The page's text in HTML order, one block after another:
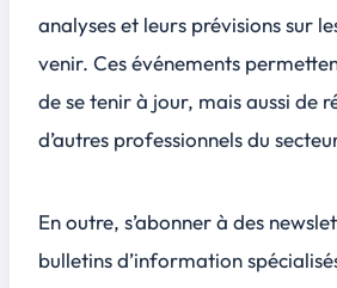
analyses et leurs prévisions sur
venir. Ces événements
de se tenir à jour, mais aussi de
d’autres professionnels du
En outre, s’abonner à des
bulletins d’information